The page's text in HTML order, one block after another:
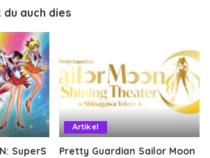
auch dies
SuperS
Artikel
Pretty Guardian Sailor Moon